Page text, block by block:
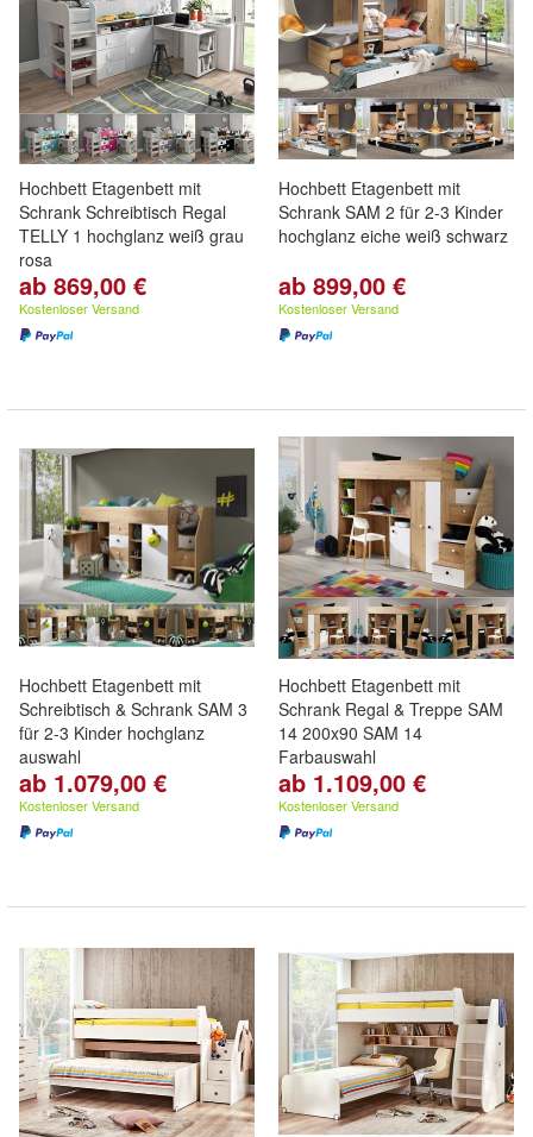
Hochbett Etagenbett mit
Schrank Schreibtisch Regal
TELLY 1 hochglanz weiß grau
rosa
ab 869,00 €
Kostenloser Versand
Hochbett Etagenbett mit
Schrank SAM 2 für 2-3 Kinder
hochglanz eiche weiß schwarz
ab 899,00 €
Kostenloser Versand
Hochbett Etagenbett mit
Schreibtisch & Schrank SAM 3
für 2-3 Kinder hochglanz
auswahl
ab 1.079,00 €
Kostenloser Versand
Hochbett Etagenbett mit
Schrank Regal & Treppe SAM
14 200x90 SAM 14
Farbauswahl
ab 1.109,00 €
Kostenloser Versand